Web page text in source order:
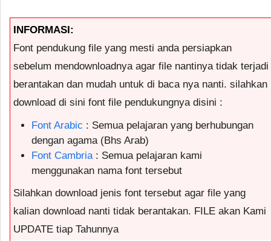
INFORMASI:
Font pendukung file yang mesti anda persiapkan
sebelum mendownloadnya agar file nantinya tidak terjadi
berantakan dan mudah untuk di baca nya nanti. silahkan
download di sini font file pendukungnya disini :
Font Arabic : Semua pelajaran yang berhubungan
dengan agama (Bhs Arab)
Font Cambria: Semua pelajaran kami
menggunakan nama font tersebut
Silahkan download jenis font tersebut agar file yang
kalian download nanti tidak berantakan. FILE akan Kami
UPDATE tiap Tahunnya